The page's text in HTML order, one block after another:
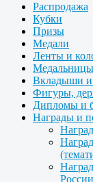
Распродажа
Кубки
Призы
Медали
Ленты и
Медальницы
Вкладыши и
Фигуры,
Дипломы и
Награды и